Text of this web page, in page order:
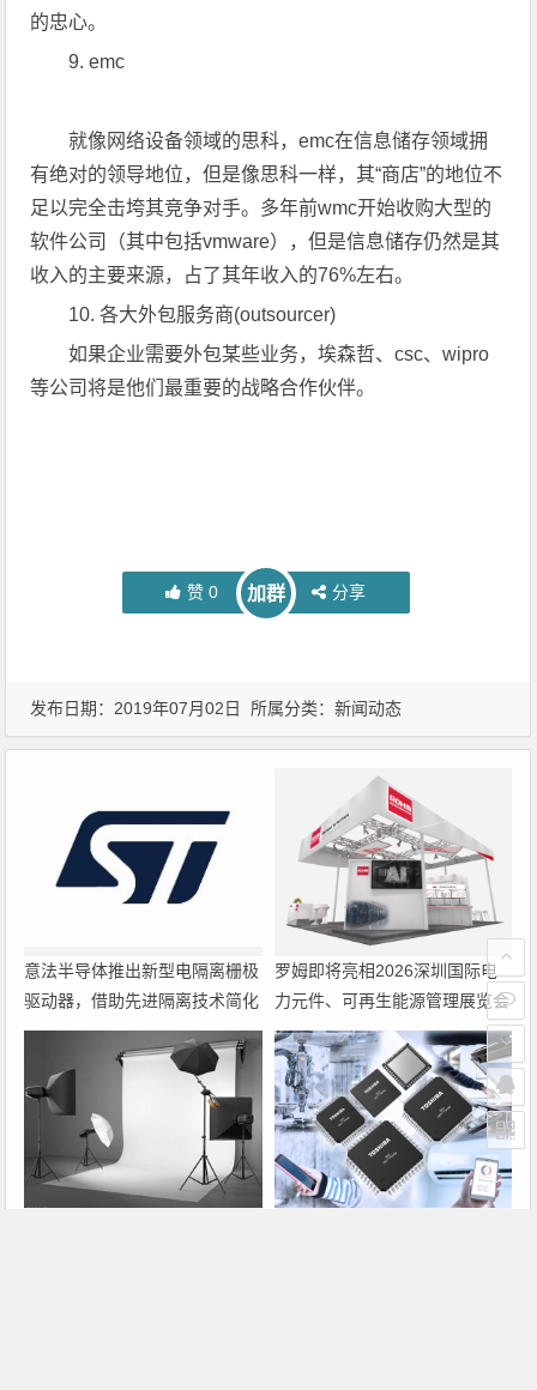
的忠心。
9. emc
就像网络设备领域的思科，emc在信息储存领域拥
有绝对的领导地位，但是像思科一样，其“商店”的地位不
足以完全击垮其竞争对手。多年前wmc开始收购大型的
软件公司（其中包括vmware），但是信息储存仍然是其
收入的主要来源，占了其年收入的76%左右。
10. 各大外包服务商(outsourcer)
如果企业需要外包某些业务，埃森哲、csc、wipro
等公司将是他们最重要的战略合作伙伴。
赞 0 加群 分享
发布日期：2019年07月02日 所属分类：新闻动态
意法半导体推出新型电隔离栅极
驱动器，借助先进隔离技术简化
电源设计
罗姆即将亮相2026深圳国际电
力元件、可再生能源管理展览会
暨研讨会